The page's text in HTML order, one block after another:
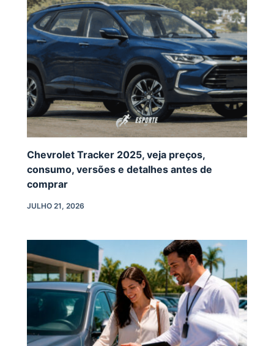
Chevrolet Tracker 2025, veja preços,
consumo, versões e detalhes antes de
comprar
JULHO 21, 2026